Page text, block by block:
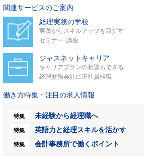
関連サービスのご案内
経理実務の学校
実践からスキルアップを目指す
セミナー･講座
ジャスネットキャリア
キャリアプランの相談もできる
経理財務会計に正社員転職
働き方特集・注目の求人情報
特集 未経験から経理職へ
特集 英語力と経理スキルを活かす
特集 会計事務所で働くポイント